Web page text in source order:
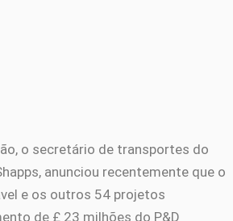
o secretário de transportes do
anunciou recentemente que o
e os outros 54 projetos
de £ 23 milhões do P&D